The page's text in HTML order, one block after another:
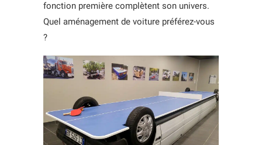
fonction première complètent son univers.
Quel aménagement de voiture préférez-vous
?